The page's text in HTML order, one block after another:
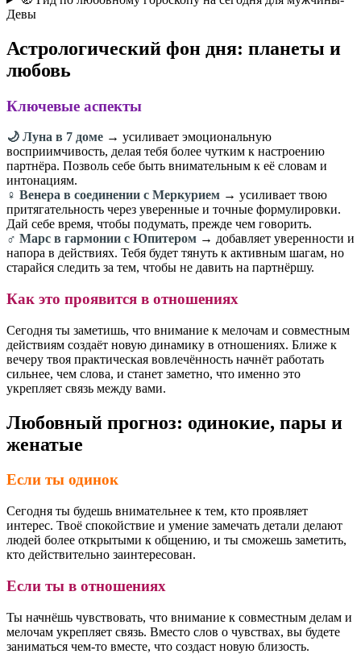
Девы
Астрологический фон дня: планеты и
любовь
Ключевые аспекты
🌙 Луна в 7 доме → усиливает эмоциональную
восприимчивость, делая тебя более чутким к настроению
партнёра. Позволь себе быть внимательным к её словам и
интонациям.
♀️ Венера в соединении с Меркурием → усиливает твою
притягательность через уверенные и точные формулировки.
Дай себе время, чтобы подумать, прежде чем говорить.
♂️ Марс в гармонии с Юпитером → добавляет уверенности и
напора в действиях. Тебя будет тянуть к активным шагам, но
старайся следить за тем, чтобы не давить на партнёршу.
Как это проявится в отношениях
Сегодня ты заметишь, что внимание к мелочам и совместным
действиям создаёт новую динамику в отношениях. Ближе к
вечеру твоя практическая вовлечённость начнёт работать
сильнее, чем слова, и станет заметно, что именно это
укрепляет связь между вами.
Любовный прогноз: одинокие, пары и
женатые
Если ты одинок
Сегодня ты будешь внимательнее к тем, кто проявляет
интерес. Твоё спокойствие и умение замечать детали делают
людей более открытыми к общению, и ты сможешь заметить,
кто действительно заинтересован.
Если ты в отношениях
Ты начнёшь чувствовать, что внимание к совместным делам и
мелочам укрепляет связь. Вместо слов о чувствах, вы будете
заниматься чем-то вместе, что создаст новую близость.